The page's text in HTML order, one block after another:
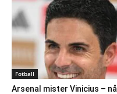
Fotball
Arsenal mister Vinicius – nå